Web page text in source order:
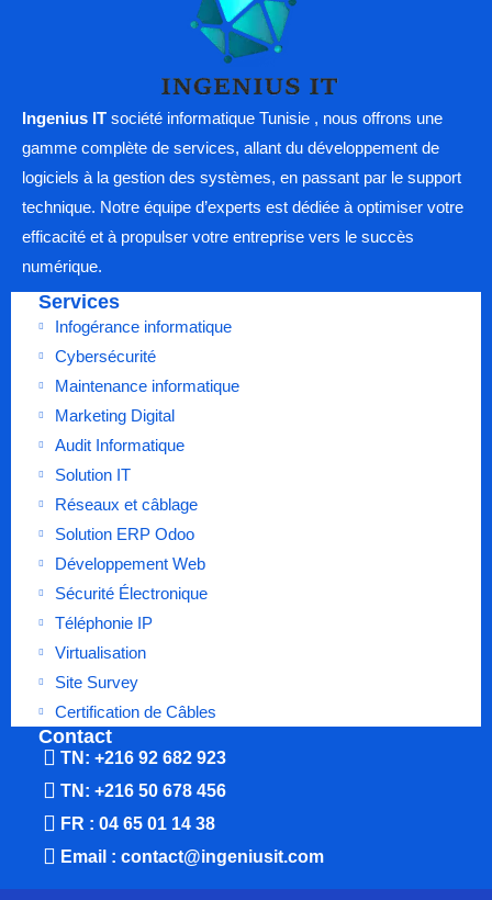
Ingenius IT société informatique Tunisie , nous offrons une
gamme complète de services, allant du développement de
logiciels à la gestion des systèmes, en passant par le support
technique. Notre équipe d’experts est dédiée à optimiser votre
efficacité et à propulser votre entreprise vers le succès
numérique.
Services
Infogérance informatique
Cybersécurité
Maintenance informatique
Marketing Digital
Audit Informatique
Solution IT
Réseaux et câblage
Solution ERP Odoo
Développement Web
Sécurité Électronique
Téléphonie IP
Virtualisation
Site Survey
Certification de Câbles
Contact
TN: +216 92 682 923
TN: +216 50 678 456
FR : 04 65 01 14 38
Email : contact@ingeniusit.com